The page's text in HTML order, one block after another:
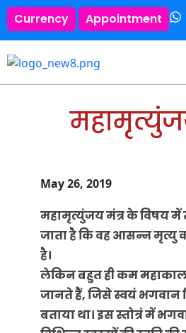
Currency Appointment
May 26, 2019
महामृत्युंजय मंत्र के विषय में
जाता है कि वह आसन्न मृत्यु
है।
लेकिन बहुत ही कम महाकाल
जानते हैं, जिसे स्वयं भगवान
बताया था। इस स्तोत्रं में